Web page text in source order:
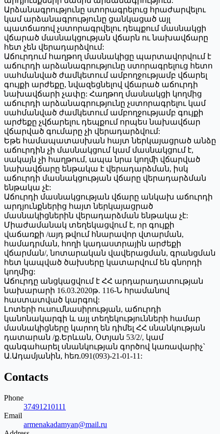
Արձանագրությունը ստորագրելուց հրաժարվելու
կամ արձանագրությունը ցանկացած այլ
պատճառով չստորագրվելու դեպքում մասնակցի
վճարած մասնակցության վճարն ու նախավճարը
հետ չեն վերադարձվում:
Աճուրդում հաղթող մասնակիցը պարտավորվում է
աճուրդի արձանագրությունը ստորագրելուց հետո
սահմանված ժամկետում ամբողջությամբ վճարել
գույքի արժեքը, նվազեցնելով վճարած աճուրդի
նախավճարի չափը: Հաղթող մասնակցի կողմից
աճուրդի արձանագրությունը չստորագրելու կամ
սահմանված ժամկետում ամբողջությամբ գույքի
արժեքը չվճարելու դեպքում որպես նախավճար
վճարված գումարը չի վերադարձվում:
Եթե համապատասխան հայտ ներկայացրած անձը
աճուրդին չի մասնակցում կամ մասնակցում է,
սակայն չի հաղթում, ապա նրա կողﬕ վճարված
նախավճարը ենթակա է վերադարձման, իսկ
աճուրդի մասնակցության վճարը վերադարձման
ենթակա չէ:
Աճուրդի մասնակցության վճարը անկախ աճուրդի
արդյունքներից հայտ ներկայացրած
մասնակիցներին վերադարձման ենթակա չէ:
Միաժամանակ տեղեկացվում է, որ գույքի
վաճառքի /այդ թվում հնարավոր վտարման,
համադրման, հողի կադաստրային արժեքի
վճարման/, նոտարական վավերացման, գրանցման
հետ կապված ծախսերը կատարվում են գնորդի
կողմից:
Աճուրդը անցկացվում է ՀՀ արդարադատության
նախարարի 16.03.2020թ. 116-Ն հրամանով
հաստատված կարգով:
Լոտերի ուսումնասիրության, աճուրդի
կանոնակարգի և այլ տեղեկությունների համար
մասնակիցները կարող են դիմել ՀՀ սնանկության
դատարան /ք.Երևան, Օտյան 53/2/, կամ
զանգահարել սնանկության գործով կառավարիչ`
Ա.Ադամյանին, հեռ.091(093)-21-01-11:
Contacts
Phone
37491210111
Email
armenakadamyan@mail.ru